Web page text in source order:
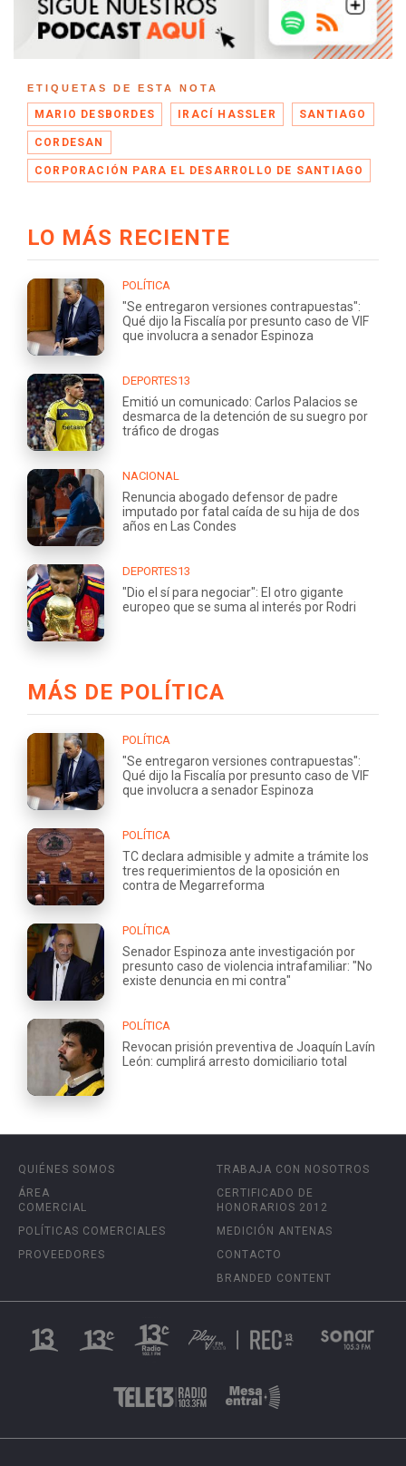
ETIQUETAS DE ESTA NOTA
MARIO DESBORDES IRACÍ HASSLER SANTIAGO
CORDESAN
CORPORACIÓN PARA EL DESARROLLO DE SANTIAGO
LO MÁS RECIENTE
POLÍTICA
"Se entregaron versiones contrapuestas":
Qué dijo la Fiscalía por presunto caso de VIF
que involucra a senador Espinoza
DEPORTES13
Emitió un comunicado: Carlos Palacios se
desmarca de la detención de su suegro por
tráfico de drogas
NACIONAL
Renuncia abogado defensor de padre
imputado por fatal caída de su hija de dos
años en Las Condes
DEPORTES13
"Dio el sí para negociar": El otro gigante
europeo que se suma al interés por Rodri
MÁS DE POLÍTICA
POLÍTICA
"Se entregaron versiones contrapuestas":
Qué dijo la Fiscalía por presunto caso de VIF
que involucra a senador Espinoza
POLÍTICA
TC declara admisible y admite a trámite los
tres requerimientos de la oposición en
contra de Megarreforma
POLÍTICA
Senador Espinoza ante investigación por
presunto caso de violencia intrafamiliar: "No
existe denuncia en mi contra"
POLÍTICA
Revocan prisión preventiva de Joaquín Lavín
León: cumplirá arresto domiciliario total
QUIÉNES SOMOS
ÁREA
COMERCIAL
POLÍTICAS COMERCIALES
PROVEEDORES
TRABAJA CON NOSOTROS
CERTIFICADO DE
HONORARIOS 2012
MEDICIÓN ANTENAS
CONTACTO
BRANDED CONTENT